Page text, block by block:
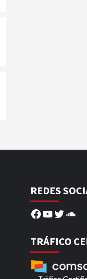
REDES
Facebook
YouTube
Twitter
TRÁFICO